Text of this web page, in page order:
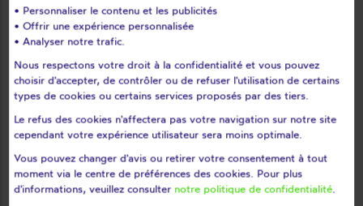
Moulins-sur-yèvre
Nançay
Nérondes
Neuilly-en-sancerre
Neuvy-deux-clochers
Neuvy-le-barrois
Neuvy-sur-barangeon
Nohant-en-graçay
Oizon
Orcenais
Ourouer-les-bourdelins
Parassy
Pigny
Plaimpied-givaudins
• Personnaliser le contenu et les publicités
• Offrir une expérience personnalisée
• Analyser notre trafic.
Nous respectons votre droit à la confidentialité et vous pouvez
choisir d'accepter, de contrôler ou de refuser l'utilisation de certains
types de cookies ou certains services proposés par des tiers.
Le refus des cookies n'affectera pas votre navigation sur notre site
cependant votre expérience utilisateur sera moins optimale.
Vous pouvez changer d'avis ou retirer votre consentement à tout
moment via le centre de préférences des cookies. Pour plus
d'informations, veuillez consulter notre politique de confidentialité.